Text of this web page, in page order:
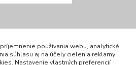
používania webu, analytické
súhlasu aj na účely cielenia reklamy
Nastavenie vlastných preferencií